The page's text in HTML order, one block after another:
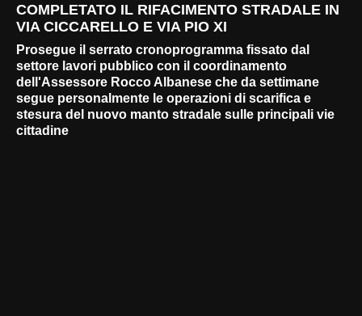
COMPLETATO IL RIFACIMENTO STRADALE IN
VIA CICCARELLO E VIA PIO XI
Prosegue il serrato cronoprogramma fissato dal
settore lavori pubblico con il coordinamento
dell'Assessore Rocco Albanese che da settimane
segue personalmente le operazioni di scarifica e
stesura del nuovo manto stradale sulle principali vie
cittadine